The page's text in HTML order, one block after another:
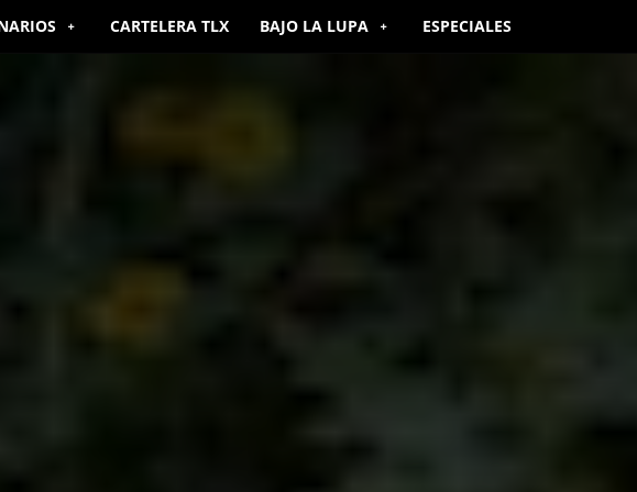
CARTELERA TLX BAJO LA LUPA ESPECIALES